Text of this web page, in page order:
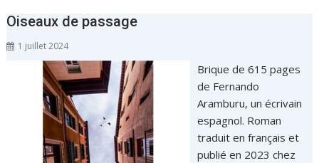
Oiseaux de passage
1 juillet 2024
Brique de 615 pages
de Fernando
Aramburu, un écrivain
espagnol. Roman
traduit en français et
publié en 2023 chez